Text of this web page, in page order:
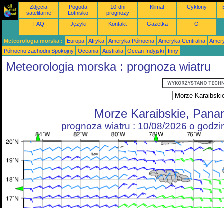
Zdjęcia
satelitarne
Pogoda
Lotnisko
10-dni
prognozy
Klimat Cyklony
FAQ Języki Kontakt Gazetka O
Meteorologia morska : Europa Afryka Ameryka Północna Ameryka Centralna
Północno zachodni Spokojny
Oceania Australia Ocean Indyjski Inny
Meteorologia morska : prognoza wiatru
Morze Karaibskie,
prognoza wiatru : 10/08/2026 o